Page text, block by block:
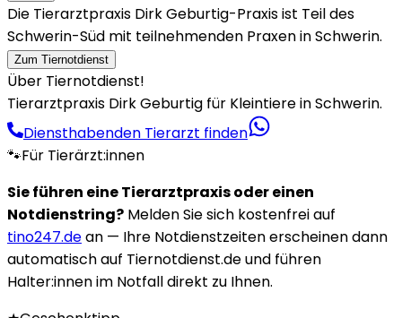
Die Tierarztpraxis Dirk Geburtig-Praxis ist Teil des
Schwerin-Süd mit teilnehmenden Praxen in Schwerin.
Zum Tiernotdienst
Über Tiernotdienst!
Tierarztpraxis Dirk Geburtig für Kleintiere in Schwerin.
Diensthabenden Tierarzt finden
🐾Für Tierärzt:innen
Sie führen eine Tierarztpraxis oder einen
Notdienstring? Melden Sie sich kostenfrei auf
tino247.dean — Ihre Notdienstzeiten erscheinen dann
automatisch auf Tiernotdienst.de und führen
Halter:innen im Notfall direkt zu Ihnen.